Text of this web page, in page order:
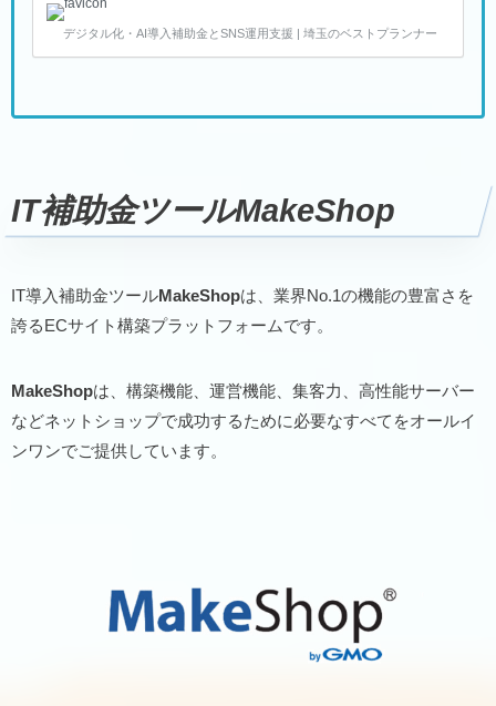
ーター」の認定を頂いているベストプランナー
合同会社は、中小企業の生産性向上をITで叶え
るため、デジタル化・AI導入補助金（旧IT導入
す。 デジタル化・AI導入補助金（旧IT導入補助
補助金のITツール登録や…
デジタル化・AI導入補助金とSNS運用支援 | 埼玉のベストプランナー
IT補助金ツールMakeShop
IT導入補助金ツールMakeShopは、業界No.1の機能の豊富さを
誇るECサイト構築プラットフォームです。
MakeShopは、構築機能、運営機能、集客力、高性能サーバー
などネットショップで成功するために必要なすべてをオールイ
ンワンでご提供しています。